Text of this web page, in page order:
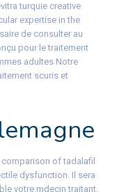
turquie creative
expertise in the
de consulter au
pour le traitement
adultes Notre
scuris et
of tadalafil
dysfunction. Il sera
votre mdecin traitant.